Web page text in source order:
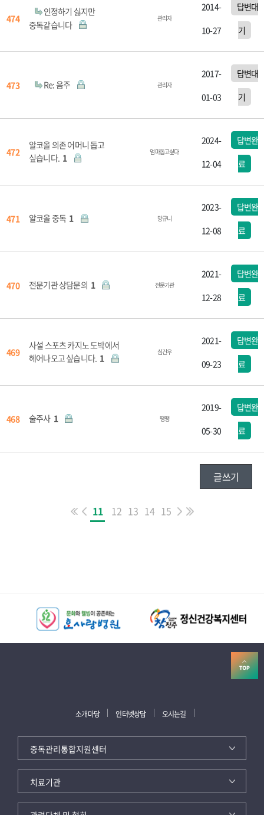
474
인정하기 싫지만
중독같습니다
관리자
2014-
10-27
답변대
기
473 Re: 음주 관리자
2017-
01-03
답변대
기
472
알코올 의존 어머니 돕고
싶습니다. 1
엄마돕고싶다
2024-
12-04
답변완
료
471 알코올 중독 1 망규니
2023-
12-08
답변완
료
470 전문기관 상담문의 1 전문기관
2021-
12-28
답변완
료
469
사설 스포츠 카지노 도박에서
헤어나오고 싶습니다. 1
심건우
2021-
09-23
답변완
료
468 술주사 1 땡땡
2019-
05-30
답변완
료
글쓰기
11 12 13 14 15
소개마당 인터넷상담 오시는길